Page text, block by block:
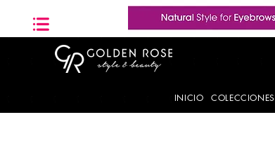
INICIO COLECCIONES